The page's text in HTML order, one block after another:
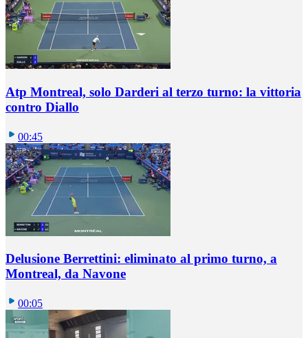
Atp Montreal, solo Darderi al terzo turno: la vittoria
contro Diallo
00:45
Delusione Berrettini: eliminato al primo turno, a
Montreal, da Navone
00:05